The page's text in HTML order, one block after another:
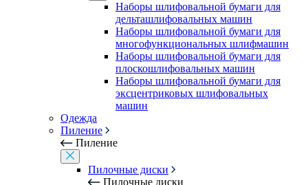
Наборы шлифовальной бумаги для
дельташлифовальных машин
Наборы шлифовальной бумаги для
многофункциональных шлифмашин
Наборы шлифовальной бумаги для
плоскошлифовальных машин
Наборы шлифовальной бумаги для
эксцентриковых шлифовальных
машин
Одежда
Пиление
Пиление
Пилочные диски
Пилочные диски